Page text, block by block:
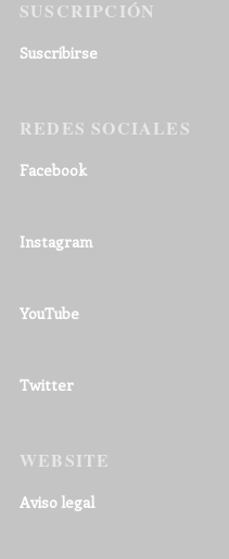
SUSCRIPCIÓN
Suscribirse
REDES SOCIALES
Facebook
Instagram
YouTube
Twitter
WEBSITE
Aviso legal